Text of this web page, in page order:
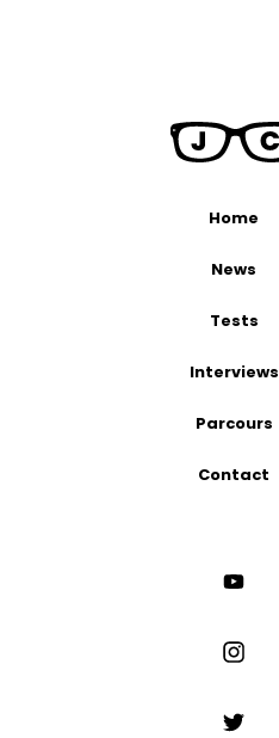
Home
News
Tests
Interviews
Parcours
Contact